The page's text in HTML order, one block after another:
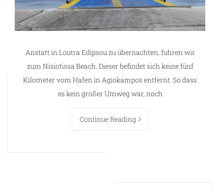
Anstatt in Loutra Edipsou zu übernachten, fuhren wir
zum Nisiotissa Beach. Dieser befindet sich keine fünf
Kilometer vom Hafen in Agiokampos entfernt. So dass
es kein großer Umweg war, noch
Continue Reading